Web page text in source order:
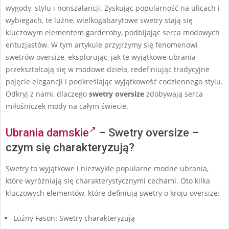
wygody, stylu i nonszalancji. Zyskując popularność na ulicach i
wybiegach, te luźne, wielkogabarytowe swetry stają się
kluczowym elementem garderoby, podbijając serca modowych
entuzjastów. W tym artykule przyjrzymy się fenomenowi
swetrów oversize, eksplorując, jak te wyjątkowe ubrania
przekształcają się w modowe dzieła, redefiniując tradycyjne
pojęcie elegancji i podkreślając wyjątkowość codziennego stylu.
Odkryj z nami, dlaczego swetry oversize zdobywają serca
miłośniczek mody na całym świecie.
Ubrania damskie
– Swetry oversize –
czym się charakteryzują?
Swetry to wyjątkowe i niezwykle popularne modne ubrania,
które wyróżniają się charakterystycznymi cechami. Oto kilka
kluczowych elementów, które definiują swetry o kroju oversize:
Luźny Fason: Swetry charakteryzują